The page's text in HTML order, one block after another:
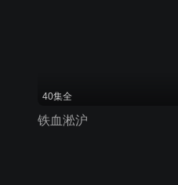
40集全
铁血淞沪